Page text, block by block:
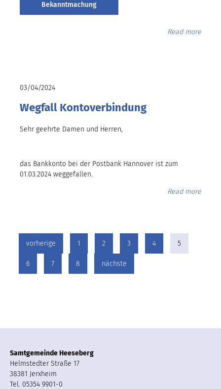
Bekanntmachung
Read more
03/04/2024
Wegfall Kontoverbindung
Sehr geehrte Damen und Herren,
das Bankkonto bei der Postbank Hannover ist zum
01.03.2024 weggefallen.
Read more
vorherige 1 2 3 4 5
6 7 8 nächste
Samtgemeinde Heeseberg
Helmstedter Straße 17
38381 Jerxheim
Tel. 05354 9901-0